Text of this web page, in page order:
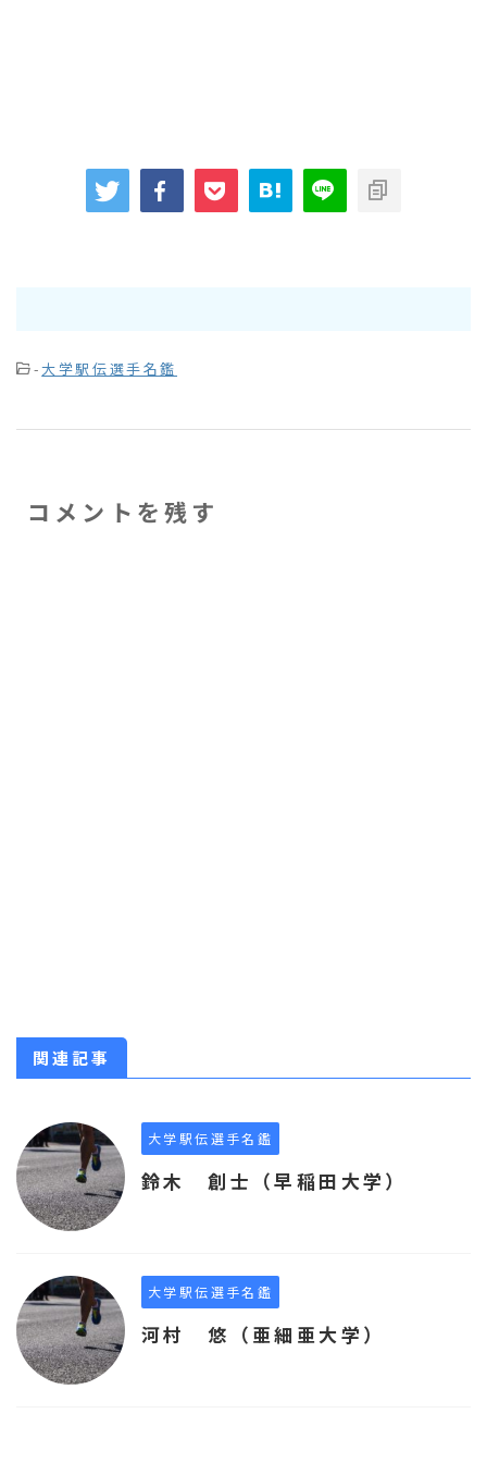
-大学駅伝選手名鑑
コメントを残す
関連記事
大学駅伝選手名鑑
鈴木 創士（早稲田大学）
大学駅伝選手名鑑
河村 悠（亜細亜大学）